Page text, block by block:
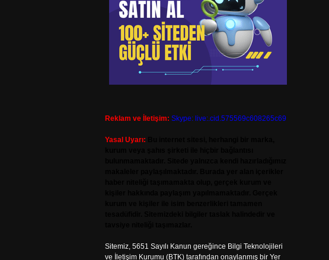
Reklam ve İletişim: Skype: live:.cid.575569c608265c69
Yasal Uyarı:
Sitemiz, 5651 Sayılı Kanun gereğince Bilgi Teknolojileri
ve İletişim Kurumu (BTK) tarafından onaylanmış bir Yer